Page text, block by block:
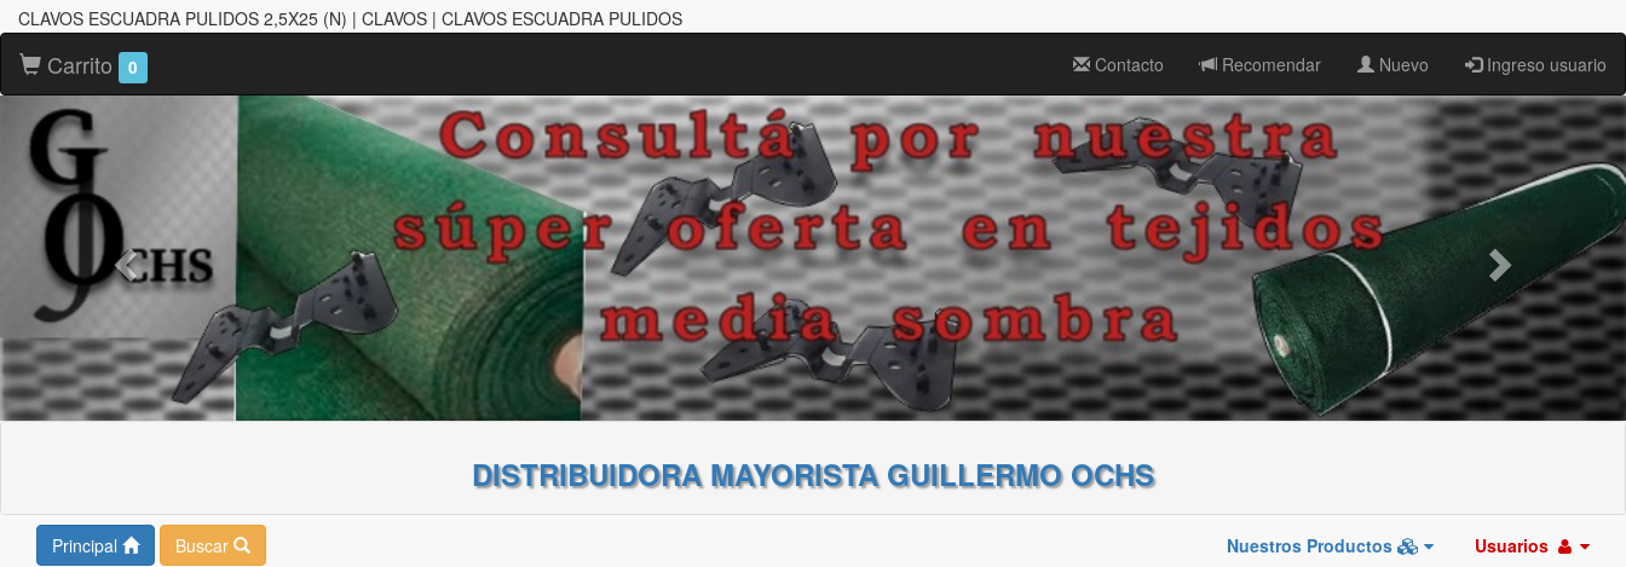
CLAVOS ESCUADRA PULIDOS 2,5X25 (N) | CLAVOS | CLAVOS ESCUADRA PULIDOS
Carrito 0 Contacto Recomendar Nuevo Ingreso usuario
DISTRIBUIDORA MAYORISTA GUILLERMO OCHS
Principal Buscar Nuestros Productos Usuarios